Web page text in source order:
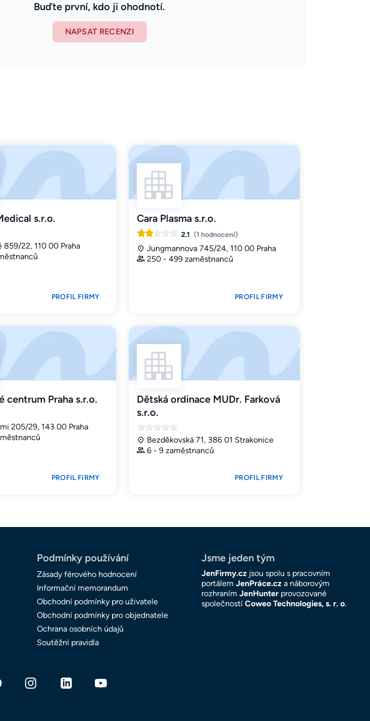
Buďte první, kdo ji ohodnotí.
NAPSAT RECENZI
s.r.o.
859/22, 110 00 Praha
PROFIL FIRMY
Cara Plasma s.r.o.
2.1 (1 hodnocení)
Jungmannova 745/24, 110 00 Praha
250 - 499 zaměstnanců
PROFIL FIRMY
centrum Praha s.r.o.
205/29, 143 00 Praha
PROFIL FIRMY
Dětská ordinace MUDr. Farková
s.r.o.
Bezděkovská 71, 386 01 Strakonice
6 - 9 zaměstnanců
PROFIL FIRMY
Podmínky používání
Zásady férového hodnocení
Informační memorandum
Obchodní podmínky pro uživatele
Obchodní podmínky pro objednatele
Ochrana osobních údajů
Soutěžní pravidla
Jsme jeden tým
JenFirmy.cz jsou spolu s pracovním
portálem JenPráce.cz a náborovým
rozhraním JenHunter provozované
společností Coweo Technologies, s. r. o.